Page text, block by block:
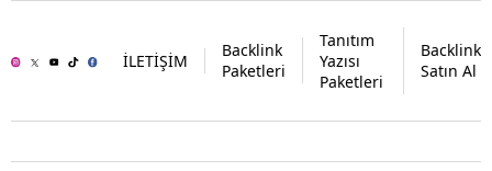
İLETİŞİM
Backlink
Paketleri
Tanıtım
Yazısı
Paketleri
Backlink
Satın Al